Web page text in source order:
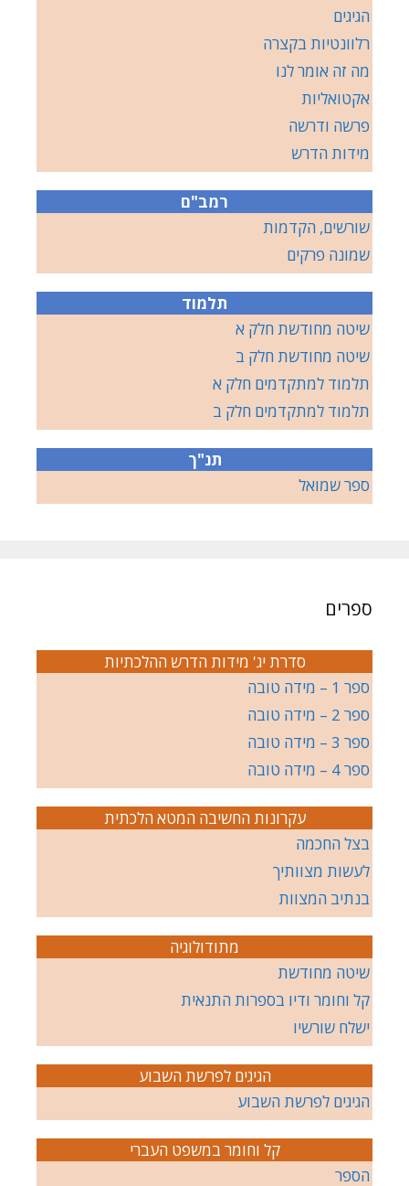
הגיגים
רלוונטיות בקצרה
מה זה אומר לנו
אקטואליות
פרשה ודרשה
מידות הדרש
רמב"ם
שורשים, הקדמות
שמונה פרקים
תלמוד
שיטה מחודשת חלק א
שיטה מחודשת חלק ב
תלמוד למתקדמים חלק א
תלמוד למתקדמים חלק ב
תנ"ך
ספר שמואל
ספרים
סדרת יג' מידות הדרש ההלכתיות
ספר 1 – מידה טובה
ספר 2 – מידה טובה
ספר 3 – מידה טובה
ספר 4 – מידה טובה
עקרונות החשיבה המטא הלכתית
בצל החכמה
לעשות מצוותיך
בנתיב המצוות
מתודולוגיה
שיטה מחודשת
קל וחומר ודיו בספרות התנאית
ישלח שורשיו
הגיגים לפרשת השבוע
הגיגים לפרשת השבוע
קל וחומר במשפט העברי
הספר